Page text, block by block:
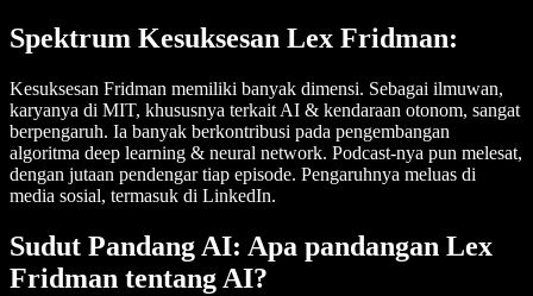
Spektrum Kesuksesan Lex Fridman:
Kesuksesan Fridman memiliki banyak dimensi. Sebagai ilmuwan,
karyanya di MIT, khususnya terkait AI & kendaraan otonom, sangat
berpengaruh. Ia banyak berkontribusi pada pengembangan
algoritma deep learning & neural network. Podcast-nya pun melesat,
dengan jutaan pendengar tiap episode. Pengaruhnya meluas di
media sosial, termasuk di LinkedIn.
Sudut Pandang AI: Apa pandangan Lex
Fridman tentang AI?